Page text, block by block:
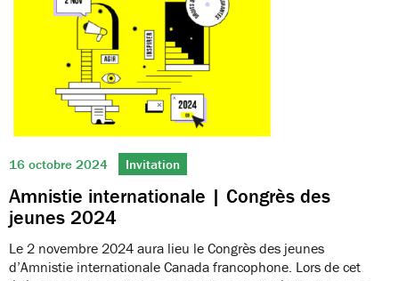
16 octobre 2024 Invitation
Amnistie internationale | Congrès des
jeunes 2024
Le 2 novembre 2024 aura lieu le Congrès des jeunes
d’Amnistie internationale Canada francophone. Lors de cet